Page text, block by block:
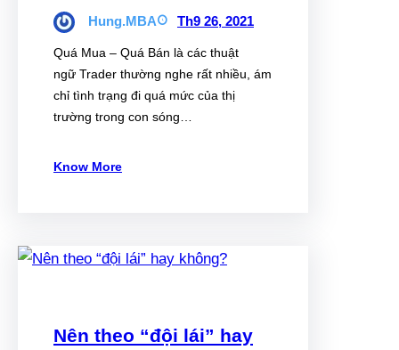
Hung.MBA Th9 26, 2021
Quá Mua – Quá Bán là các thuật
ngữ Trader thường nghe rất nhiều, ám
chỉ tình trạng đi quá mức của thị
trường trong con sóng…
Know More
Nên theo “đội lái” hay